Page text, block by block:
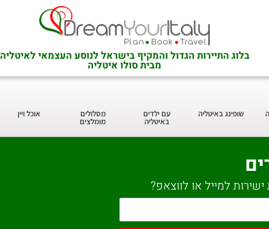
בלוג התיירות הגדול והמקיף בישראל לנוסע העצמאי לאיטליה
מבית סולו איטליה
שופינג באיטליה עם ילדים
באיטליה
מסלולים
מומלצים
אוכל ויין
למייל או לווצאפ?